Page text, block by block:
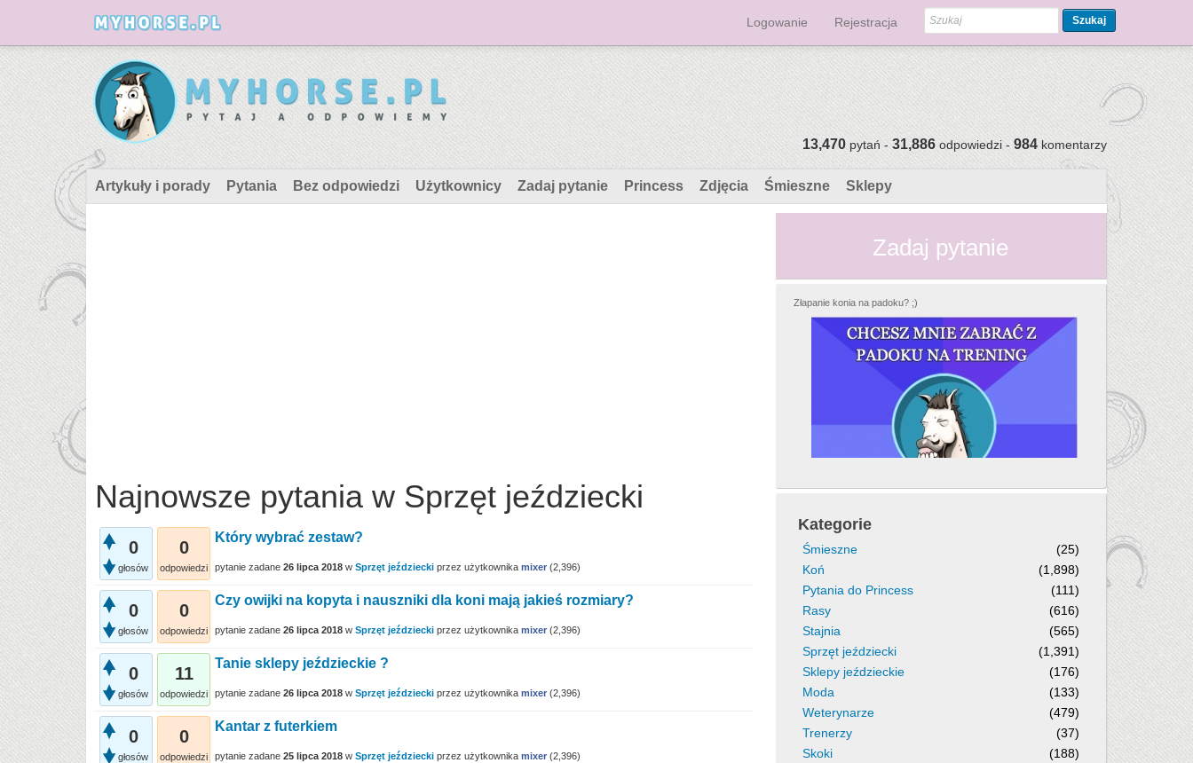
Logowanie Rejestracja Szukaj
13,470pytań -31,886odpowiedzi -984komentarzy
Artykuły i porady Pytania Bez odpowiedzi Użytkownicy Zadaj pytanie Princess Zdjęcia Śmieszne Sklepy
Najnowsze pytania w Sprzęt jeździecki
0
głosów
0
odpowiedzi
Który wybrać zestaw?
pytanie zadane 26 lipca 2018 w Sprzęt jeździecki przez użytkownika mixer (2,396)
0
głosów
0
odpowiedzi
Czy owijki na kopyta i nauszniki dla koni mają jakieś rozmiary?
pytanie zadane 26 lipca 2018 w Sprzęt jeździecki przez użytkownika mixer (2,396)
0
głosów
11
odpowiedzi
Tanie sklepy jeździeckie ?
pytanie zadane 26 lipca 2018 w Sprzęt jeździecki przez użytkownika mixer (2,396)
0
głosów
0
odpowiedzi
Kantar z futerkiem
pytanie zadane 25 lipca 2018 w Sprzęt jeździecki przez użytkownika mixer (2,396)
Zadaj pytanie
Złapanie konia na padoku? ;)
Kategorie
Śmieszne
(25)
Koń
(1,898)
Pytania do Princess
(111)
Rasy
(616)
Stajnia
(565)
Sprzęt jeździecki
(1,391)
Sklepy jeździeckie
(176)
Moda
(133)
Weterynarze
(479)
Trenerzy
(37)
Skoki
(188)